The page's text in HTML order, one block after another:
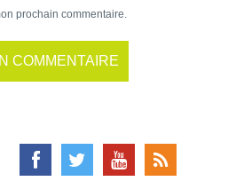
prochain commentaire.